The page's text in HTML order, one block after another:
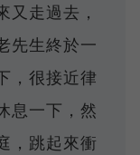
又走過去，
先生終於一
，很接近律
息一下，然
，跳起來衝